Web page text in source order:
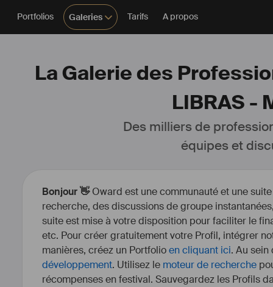
Portfolios Galeries Tarifs A propos
La Galerie des
LIBRAS -
Des milliers de
équipes et
Bonjour 👋Oward est une communauté et une
recherche, des discussions de groupe
suite est mise à votre disposition pour faciliter le
etc. Pour créer gratuitement votre Profil, intégrer
manières, créez un Portfolioen cliquant ici. Au
développement. Utilisez le moteur de recherche
récompenses en festival. Sauvegardez les Profils